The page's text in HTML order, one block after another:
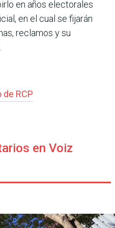
en años elec­torales
en el cual se fijarán
reclamos y su
RCP
en Voiz